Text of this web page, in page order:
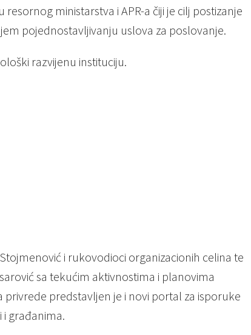
ministarstva i APR-a čiji je cilj postizanje
pojednostavljivanju uslova za poslovanje.
razvijenu instituciju.
i rukovodioci organizacionih celina te
sa tekućim aktivnostima i planovima
privrede predstavljen je i novi portal za isporuke
građanima.